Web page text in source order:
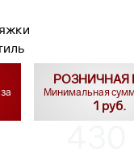
РОЗНИЧНАЯ
Минимальная
1 руб.